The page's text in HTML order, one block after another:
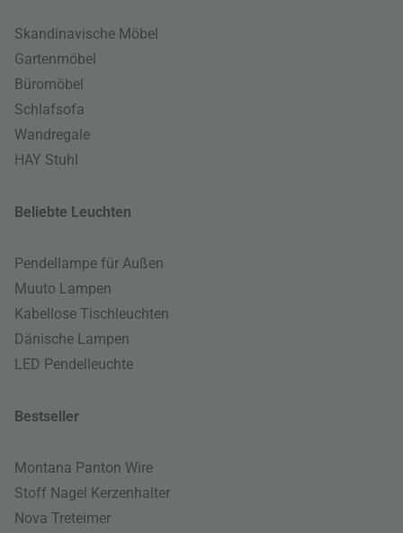
Skandinavische Möbel
Gartenmöbel
Büromöbel
Schlafsofa
Wandregale
HAY Stuhl
Beliebte Leuchten
Pendellampe für Außen
Muuto Lampen
Kabellose Tischleuchten
Dänische Lampen
LED Pendelleuchte
Bestseller
Montana Panton Wire
Stoff Nagel Kerzenhalter
Nova Treteimer